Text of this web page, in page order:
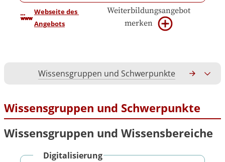
Webseite des
Angebots
Weiterbildungsangebot
merken
Wissensgruppen und Schwerpunkte
Wissensgruppen und Schwerpunkte
Wissensgruppen und Wissensbereiche
Digitalisierung